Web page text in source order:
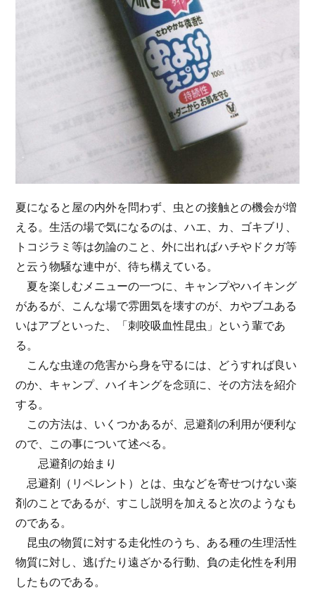
夏になると屋の内外を問わず、虫との接触との機会が増
える。生活の場で気になるのは、ハエ、カ、ゴキブリ、
トコジラミ等は勿論のこと、外に出ればハチやドクガ等
と云う物騒な連中が、待ち構えている。
夏を楽しむメニューの一つに、キャンプやハイキング
があるが、こんな場で雰囲気を壊すのが、カやブユある
いはアブといった、「刺咬吸血性昆虫」という輩であ
る。
こんな虫達の危害から身を守るには、どうすれば良い
のか、キャンプ、ハイキングを念頭に、その方法を紹介
する。
この方法は、いくつかあるが、忌避剤の利用が便利な
ので、この事について述べる。
忌避剤の始まり
忌避剤（リペレント）とは、虫などを寄せつけない薬
剤のことであるが、すこし説明を加えると次のようなも
のである。
昆虫の物質に対する走化性のうち、ある種の生理活性
物質に対し、逃げたり遠ざかる行動、負の走化性を利用
したものである。